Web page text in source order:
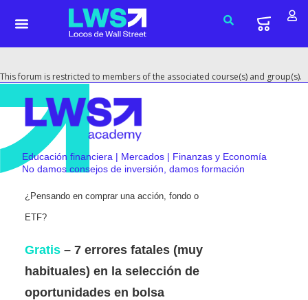
This forum is restricted to members of the associated course(s) and group(s).
Educación financiera | Mercados | Finanzas y Economía
No damos consejos de inversión, damos formación
¿Pensando en comprar una acción, fondo o
ETF?
Gratis – 7 errores fatales (muy
habituales) en la selección de
oportunidades en bolsa